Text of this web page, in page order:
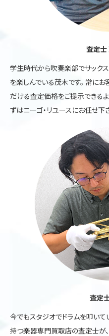
査定士
学生時代から吹奏楽部でサック
を楽しんでいる茂木です。 常に
だける査定価格をご提示できる
ずはニーゴ・リユースにお任せ下
査定
今でもスタジオでドラムを叩い
持つ楽器専門買取店の査定士が